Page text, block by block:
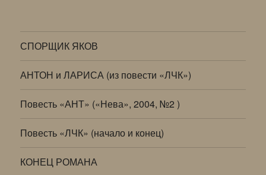
СПОРЩИК ЯКОВ
АНТОН и ЛАРИСА (из повести «ЛЧК»)
Повесть «АНТ» («Нева», 2004, №2 )
Повесть «ЛЧК» (начало и конец)
КОНЕЦ РОМАНА